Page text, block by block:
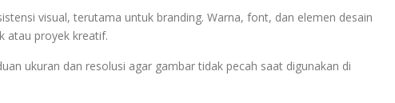
visual, terutama untuk branding. Warna, font, dan elemen desain
atau proyek kreatif.
ukuran dan resolusi agar gambar tidak pecah saat digunakan di